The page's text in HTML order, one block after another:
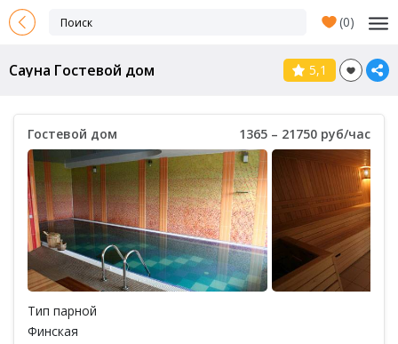
(0)
Сауна Гостевой дом 5,1
Гостевой дом 1365 – 21750 руб/час
Тип парной
Финская